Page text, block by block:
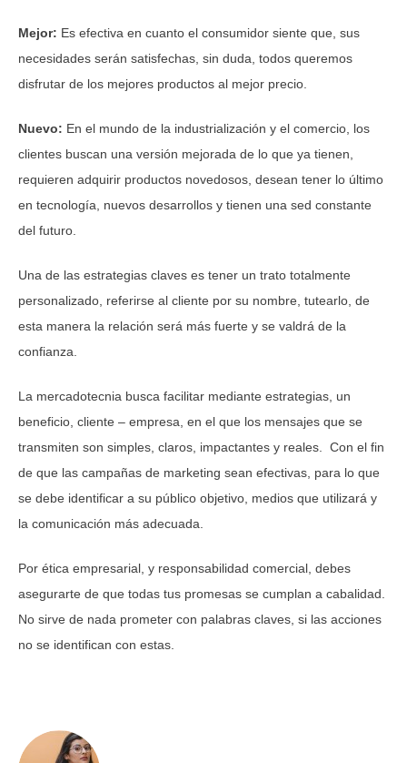
Mejor: Es efectiva en cuanto el consumidor siente que, sus
necesidades serán satisfechas, sin duda, todos queremos
disfrutar de los mejores productos al mejor precio.
Nuevo: En el mundo de la industrialización y el comercio, los
clientes buscan una versión mejorada de lo que ya tienen,
requieren adquirir productos novedosos, desean tener lo último
en tecnología, nuevos desarrollos y tienen una sed constante
del futuro.
Una de las estrategias claves es tener un trato totalmente
personalizado, referirse al cliente por su nombre, tutearlo, de
esta manera la relación será más fuerte y se valdrá de la
confianza.
La mercadotecnia busca facilitar mediante estrategias, un
beneficio, cliente – empresa, en el que los mensajes que se
transmiten son simples, claros, impactantes y reales. Con el fin
de que las campañas de marketing sean efectivas, para lo que
se debe identificar a su público objetivo, medios que utilizará y
la comunicación más adecuada.
Por ética empresarial, y responsabilidad comercial, debes
asegurarte de que todas tus promesas se cumplan a cabalidad.
No sirve de nada prometer con palabras claves, si las acciones
no se identifican con estas.